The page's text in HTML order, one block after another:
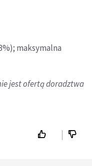
maksymalna
jest ofertą doradztwa